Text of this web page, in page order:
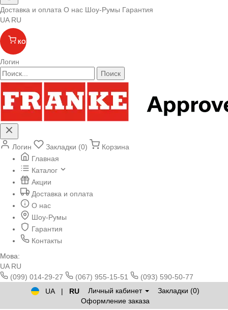
Доставка и оплата О нас Шоу-Румы Гарантия
UA RU
КОРЗИНА
Логин
Поиск
Логин Закладки (0)
Корзина
Главная
Каталог
Акции
Доставка и оплата
О нас
Шоу-Румы
Гарантия
Контакты
Мова:
UA RU
(099) 014-29-27
(067) 955-15-51
(093) 590-50-77
UA
| RU Личный кабинет
Закладки (0)
Оформление заказа